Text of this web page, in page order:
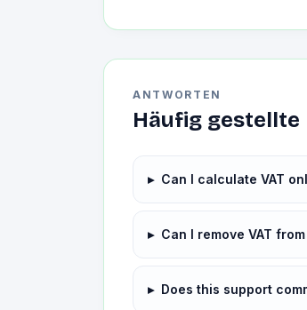
ANTWORTEN
Häufig gestellte
▸ Can I calculate VAT
▸ Can I remove VAT
▸ Does this support